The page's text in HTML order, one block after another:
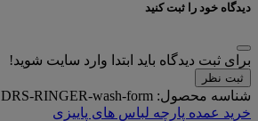
دیدگاه خود را ثبت کنید
برای ثبت دیدگاه باید ابتدا وارد سایت شوید!
ثبت نظر
شناسه محصول: DRS-RINGER-wash-form
خرید عمده پارچه لباس های پاییزی